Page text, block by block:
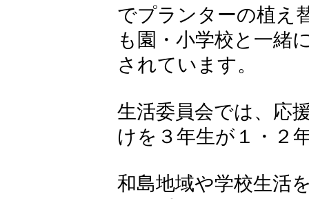
でプランターの植え
も園・小学校と一緒
されています。
生活委員会では、応
けを３年生が１・２
和島地域や学校生活